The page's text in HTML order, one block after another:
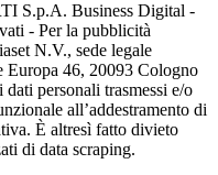
S.p.A. Business Digital -
- Per la pubblicità
N.V., sede legale
Europa 46, 20093 Cologno
personali trasmessi e/o
all’addestramento di
È altresì fatto divieto
di data scraping.